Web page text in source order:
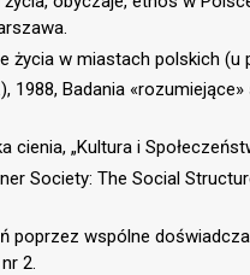
życia w miastach polskich (u
1988, Badania
cienia, „Kultura i
Society: The Social
poprzez wspólne
2.